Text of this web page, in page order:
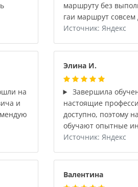
маршруту без
гаи маршрут совсем
Источник: Яндекс
на
и
Элина И.
Завершила
настоящие
доступно, поэтому
обучают опытные
Источник: Яндекс
Валентина